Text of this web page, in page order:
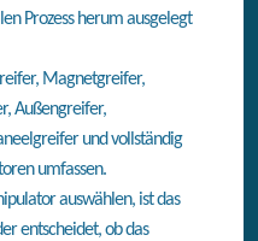
Prozess herum ausgelegt
Magnetgreifer,
Außengreifer,
und vollständig
umfassen.
auswählen, ist das
entscheidet, ob das